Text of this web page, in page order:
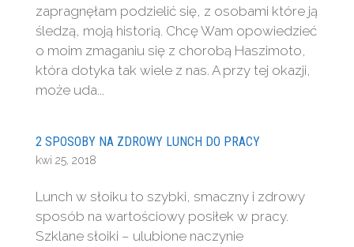
zapragnęłam podzielić się, z osobami które ją
śledzą, moją historią. Chcę Wam opowiedzieć
o moim zmaganiu się z chorobą Haszimoto,
która dotyka tak wiele z nas. A przy tej okazji,
może uda...
2 SPOSOBY NA ZDROWY LUNCH DO PRACY
kwi 25, 2018
Lunch w słoiku to szybki, smaczny i zdrowy
sposób na wartościowy posiłek w pracy.
Szklane słoiki – ulubione naczynie